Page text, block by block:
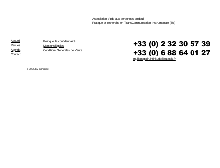
+33 (0) 2 32 30 57 39
+33 (0) 6 88 64 01 27
mj.blancgarin.infinitude@outlook.fr
Politique de confidentialité
Mentions légales
Conditions Générales de Vente
Accueil
Revues
Agenda
Contact
Association d'aide aux personnes en deuil
Pratique et recherche en TransCommunication Instrumentale (Tci)
© 2025 by Infinitude